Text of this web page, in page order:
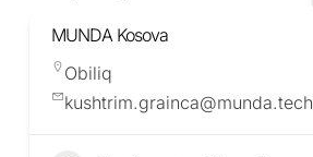
MUNDA Kosova
Obiliq
kushtrim.grainca@munda.tech